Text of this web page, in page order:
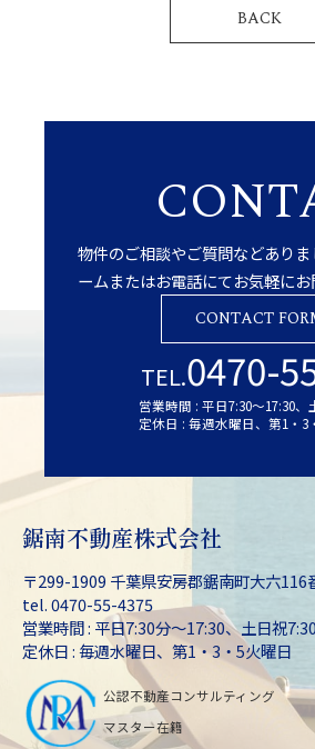
BACK
CONTACT
物件のご相談やご質問などあり
ームまたはお電話にてお気軽にお
TEL.0470-
営業時間 : 平日7:30～17:30、
定休日 : 毎週水曜日、第1・3
鋸南不動産株式会社
〒299-1909 千葉県安房郡鋸南町大六116
tel. 0470-55-4375
営業時間 : 平日7:30分～17:30、土日祝
定休日 : 毎週水曜日、第1・3・5火曜日
公認不動産コンサルティング
マスター在籍